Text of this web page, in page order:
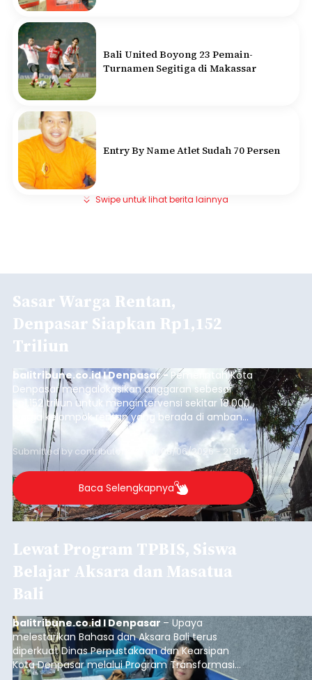
Bali United Boyong 23 Pemain-
Turnamen Segitiga di Makassar
Entry By Name Atlet Sudah 70 Persen
Swipe untuk lihat berita lainnya
Sasar Warga Rentan,
Denpasar Siapkan Rp1,152
Triliun
balitribune.co.id I Denpasar - Pemerintah Kota
Denpasar mengalokasikan anggaran sebesar
Rp1,152 triliun untuk mengintervensi sekitar 18.000
warga kelompok rentan yang berada di ambang
garis kemiskinan. Langkah strategis ini diambil
guna menjaga masyarakat yang berada pada
kelompok desil 5 dan 6 tersebut agar tidak
merosot ke kategori miskin.
Submitted by contributor Thu, 08/06/2026 - 21:31
Baca Selengkapnya
Lewat Program TPBIS, Siswa
Belajar Aksara dan Masatua
Bali
balitribune.co.id I Denpasar – Upaya
melestarikan Bahasa dan Aksara Bali terus
diperkuat Dinas Perpustakaan dan Kearsipan
Kota Denpasar melalui Program Transformasi